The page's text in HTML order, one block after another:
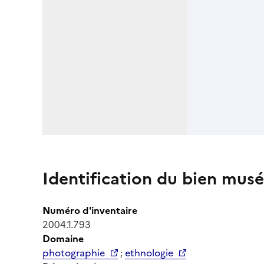
Identification du bien
Numéro d'inventaire
2004.1.793
Domaine
photographie
;ethnologie